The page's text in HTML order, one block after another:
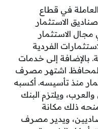
في قطاع
الاستثمار
الاستثمار
الفردية
بالإضافة إلى خدمات
اشتهر مصرف
منذ تأسيسه. أكسبه
ويلتزم البنك
ذلك مكانة
ويدير مصرف